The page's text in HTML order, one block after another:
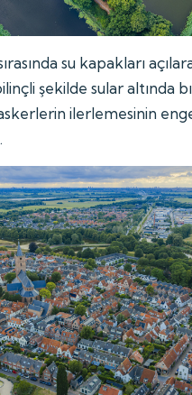
su kapakları
şekilde sular altında
ilerlemesinin